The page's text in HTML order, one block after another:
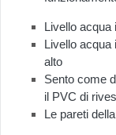
Livello
Livello acqua
alto
Sento come
il PVC di
Le pareti